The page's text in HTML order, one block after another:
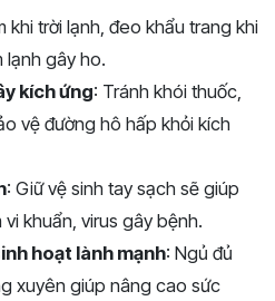
khi trời lạnh, đeo khẩu trang khi
lạnh gây ho.
kích ứng: Tránh khói thuốc,
vệ đường hô hấp khỏi kích
: Giữ vệ sinh tay sạch sẽ giúp
khuẩn, virus gây bệnh.
hoạt lành mạnh: Ngủ đủ
xuyên giúp nâng cao sức